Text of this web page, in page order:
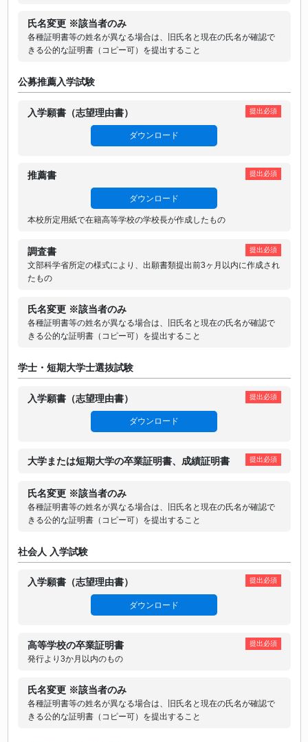
氏名変更 ※該当者のみ
各種証明書等の姓名が異なる場合は、旧氏名と現在の氏名が確認で
きる公的な証明書（コピー可）を提出すること
公募推薦入学試験
入学願書（志望理由書） 提出必須
ダウンロード
推薦書 提出必須
ダウンロード
本校所定用紙で在籍高等学校の学校長が作成したもの
調査書 提出必須
文部科学省所定の様式により、出願書類提出前3ヶ月以内に作成され
たもの
氏名変更 ※該当者のみ
各種証明書等の姓名が異なる場合は、旧氏名と現在の氏名が確認で
きる公的な証明書（コピー可）を提出すること
学士・短期大学士選抜試験
入学願書（志望理由書） 提出必須
ダウンロード
大学または短期大学の卒業証明書、成績証明書 提出必須
氏名変更 ※該当者のみ
各種証明書等の姓名が異なる場合は、旧氏名と現在の氏名が確認で
きる公的な証明書（コピー可）を提出すること
社会人 入学試験
入学願書（志望理由書） 提出必須
ダウンロード
高等学校の卒業証明書 提出必須
発行より3か月以内のもの
氏名変更 ※該当者のみ
各種証明書等の姓名が異なる場合は、旧氏名と現在の氏名が確認で
きる公的な証明書（コピー可）を提出すること